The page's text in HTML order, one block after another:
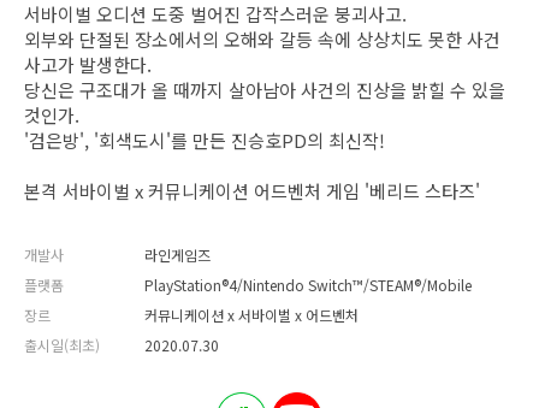
서바이벌 오디션 도중 벌어진 갑작스러운 붕괴사고.
외부와 단절된 장소에서의 오해와 갈등 속에 상상치도 못한 사건
사고가 발생한다.
당신은 구조대가 올 때까지 살아남아 사건의 진상을 밝힐 수 있을
것인가.
'검은방', '회색도시'를 만든 진승호PD의 최신작!
본격 서바이벌 x 커뮤니케이션 어드벤처 게임 '베리드 스타즈'
개발사
라인게임즈
플랫폼
PlayStation®4/Nintendo Switch™/STEAM®/Mobile
장르
커뮤니케이션 x 서바이벌 x 어드벤처
출시일(최초)
2020.07.30